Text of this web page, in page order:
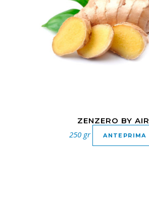
ZENZERO BY AIR
250 gr ANTEPRIMA